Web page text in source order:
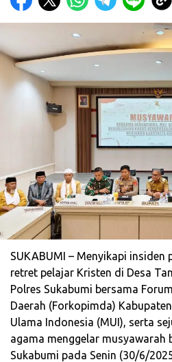
SUKABUMI – Menyikapi insiden
retret pelajar Kristen di Desa
Polres Sukabumi bersama
Daerah (Forkopimda)
Ulama Indonesia (MUI), serta
agama menggelar musyawarah
Sukabumi pada Senin (30/6/